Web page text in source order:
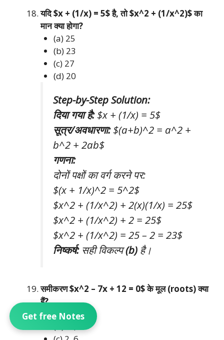
Get free Notes
यदि $x + (1/x) = 5$ है, तो $x^2 + (1/x^2)$ का
मान क्या होगा?
(a) 25
(b) 23
(c) 27
(d) 20
Step-by-Step Solution:
दिया गया है:$x + (1/x) = 5$
सूत्र/अवधारणा:$(a+b)^2 = a^2 +
b^2 + 2ab$
गणना:
दोनों पक्षों का वर्ग करने पर:
$(x + 1/x)^2 = 5^2$
$x^2 + (1/x^2) + 2(x)(1/x) = 25$
$x^2 + (1/x^2) + 2 = 25$
$x^2 + (1/x^2) = 25 – 2 = 23$
निष्कर्ष:सही विकल्प(b) है।
समीकरण $x^2 – 7x + 12 = 0$ के मूल (roots) क्या
हैं?
(a) 3, 4